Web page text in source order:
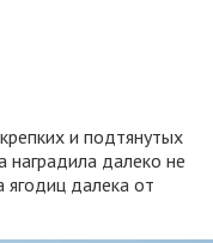
и подтянутых
наградила далеко не
далека от